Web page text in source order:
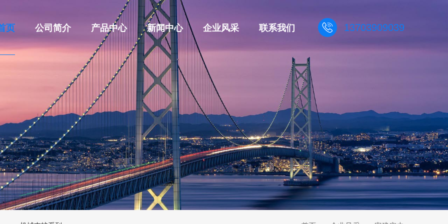
页 公司简介 产品中心 新闻中心 企业风采 联系我们 13703909039